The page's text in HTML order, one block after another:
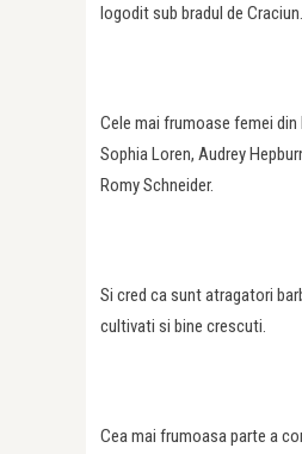
logodit sub bradul de Craciun.
Cele mai frumoase femei din
Sophia Loren, Audrey
Romy Schneider.
Si cred ca sunt atragatori
cultivati si bine crescuti.
Cea mai frumoasa parte a